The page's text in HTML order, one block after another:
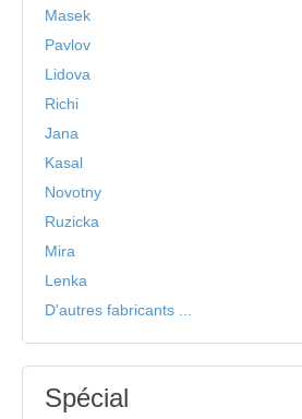
Masek
Pavlov
Lidova
Richi
Jana
Kasal
Novotny
Ruzicka
Mira
Lenka
D'autres fabricants ...
Spécial